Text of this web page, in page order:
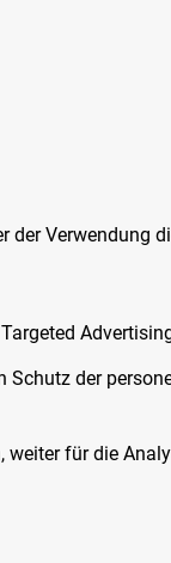
der Verwendung
der
für die